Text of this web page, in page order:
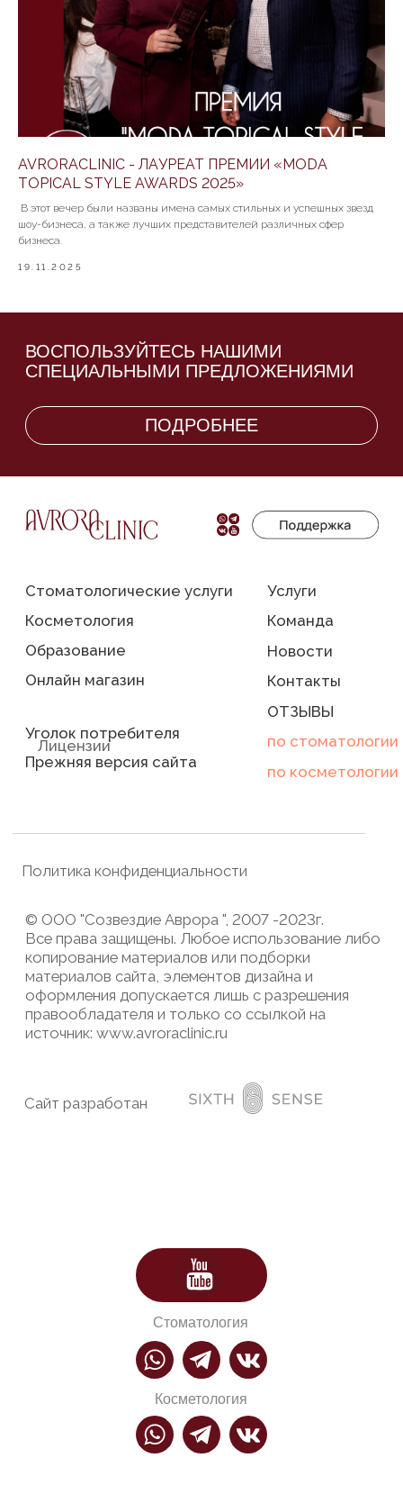
AVRORACLINIC - ЛАУРЕАТ ПРЕМИИ «MODA
TOPICAL STYLE AWARDS 2025»
В этот вечер были названы имена самых стильных и успешных звезд
шоу-бизнеса, а также лучших представителей различных сфер
бизнеса.
19.11.2025
Стоматология
Косметология